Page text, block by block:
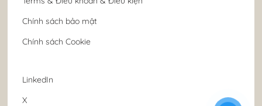
Chính sách bảo mật
Chính sách Cookie
LinkedIn
X